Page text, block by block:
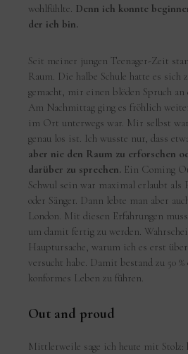
wohlfühlte. Denn ich konnte
der ich bin.
Seit meiner jungen Teenager-Zeit
Raum. Die halbe Schule hatte es sich
gemacht, mir einen blöden Spruch an
Am Nachmittag ging es fröhlich
im Ort unterwegs war. Mir selbst
genau los ist. Ich wusste nur, dass
aber nie den Raum zu erforschen
darüber zu sprechen. Ein Coming
Schwul sein war maximal erlaubt als
oder Sänger. Dann lebte man aber
London. Mit diesen Erfahrungen
um damit fertig zu werden.
Hauptursache, warum ich es erst
versucht habe. Damit bestand zu 50
konformes Leben zu führen.
Out and proud
Mittlerweile sage ich heute mit Stolz: